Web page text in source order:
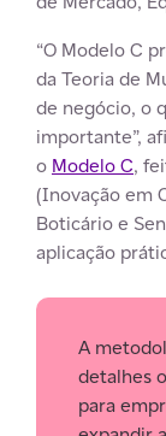
“O Modelo C
da Teoria de
de negócio, o
importante”,
o Modelo C,
(Inovação em
Boticário e
aplicação
A
detalhes
para